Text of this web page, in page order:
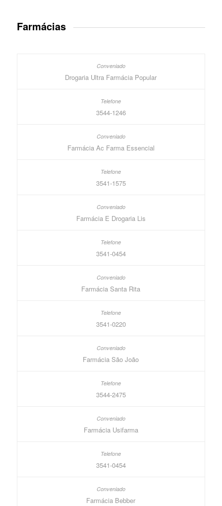
Farmácias
Drogaria Ultra Farmácia Popular
3544-1246
Farmácia Ac Farma Essencial
3541-1575
Farmácia E Drogaria Lis
3541-0454
Farmácia Santa Rita
3541-0220
Farmácia São João
3544-2475
Farmácia Usifarma
3541-0454
Farmácia Bebber